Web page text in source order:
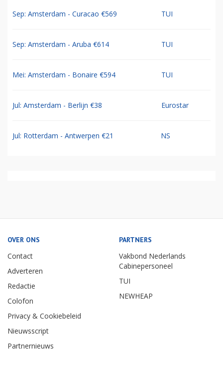
Sep: Amsterdam - Curacao €569 TUI
Sep: Amsterdam - Aruba €614 TUI
Mei: Amsterdam - Bonaire €594 TUI
Jul: Amsterdam - Berlijn €38 Eurostar
Jul: Rotterdam - Antwerpen €21 NS
OVER ONS
Contact
Adverteren
Redactie
Colofon
Privacy & Cookiebeleid
Nieuwsscript
Partnernieuws
PARTNERS
Vakbond Nederlands
Cabinepersoneel
TUI
NEWHEAP